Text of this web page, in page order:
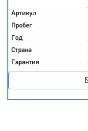
Артикул
Пробег
Год
Страна
Гарантия